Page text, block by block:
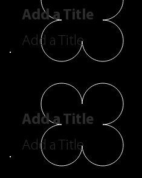
Add a Title
Add a Title
Add a Title
Add a Title